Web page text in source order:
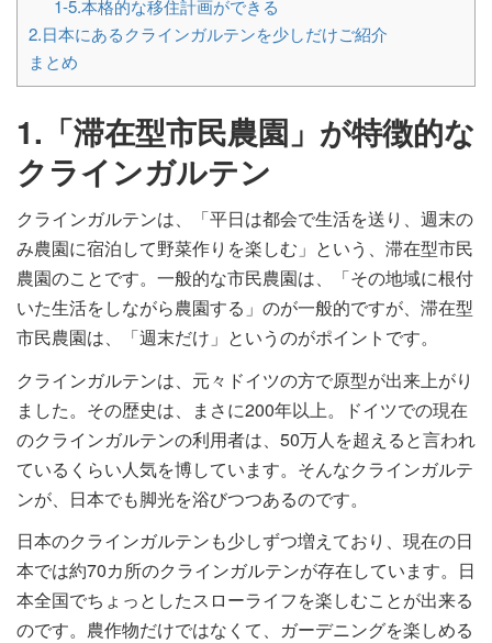
1-5.本格的な移住計画ができる
2.日本にあるクラインガルテンを少しだけご紹介
まとめ
1.「滞在型市民農園」が特徴的な
クラインガルテン
クラインガルテンは、「平日は都会で生活を送り、週末の
み農園に宿泊して野菜作りを楽しむ」という、滞在型市民
農園のことです。一般的な市民農園は、「その地域に根付
いた生活をしながら農園する」のが一般的ですが、滞在型
市民農園は、「週末だけ」というのがポイントです。
クラインガルテンは、元々ドイツの方で原型が出来上がり
ました。その歴史は、まさに200年以上。ドイツでの現在
のクラインガルテンの利用者は、50万人を超えると言われ
ているくらい人気を博しています。そんなクラインガルテ
ンが、日本でも脚光を浴びつつあるのです。
日本のクラインガルテンも少しずつ増えており、現在の日
本では約70カ所のクラインガルテンが存在しています。日
本全国でちょっとしたスローライフを楽しむことが出来る
のです。農作物だけではなくて、ガーデニングを楽しめる